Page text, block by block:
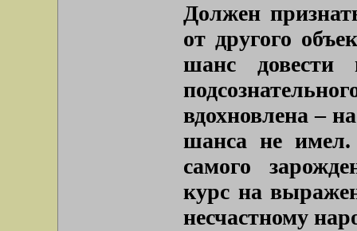
Должен
от другого
шанс довести
вдохновлена –
шанса не имел.
самого
курс на
несчастному